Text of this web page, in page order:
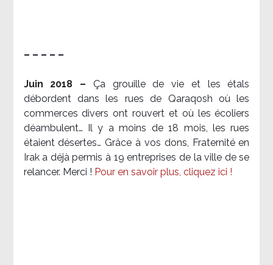
– – – – –
Juin 2018 – Ça grouille de vie et les étals
débordent dans les rues de Qaraqosh où les
commerces divers ont rouvert et où les écoliers
déambulent… Il y a moins de 18 mois, les rues
étaient désertes… Grâce à vos dons, Fraternité en
Irak a déjà permis à 19 entreprises de la ville de se
relancer. Merci ! Pour en savoir plus, cliquez ici !